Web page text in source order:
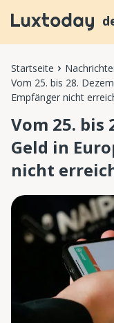
Startseite
Vom 25. bis 28.
Empfänger nicht
Vom 25. bis
Geld in
nicht